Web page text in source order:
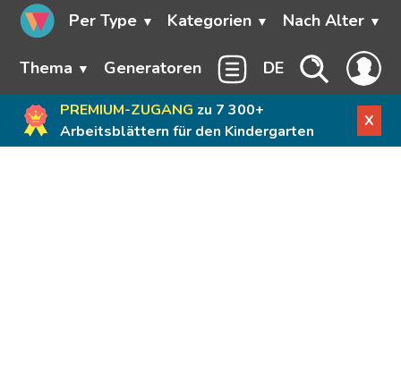
Per Type Kategorien Nach Alter
Thema Generatoren DE
PREMIUM-ZUGANG zu 7 300+
Arbeitsblättern für den Kindergarten
X